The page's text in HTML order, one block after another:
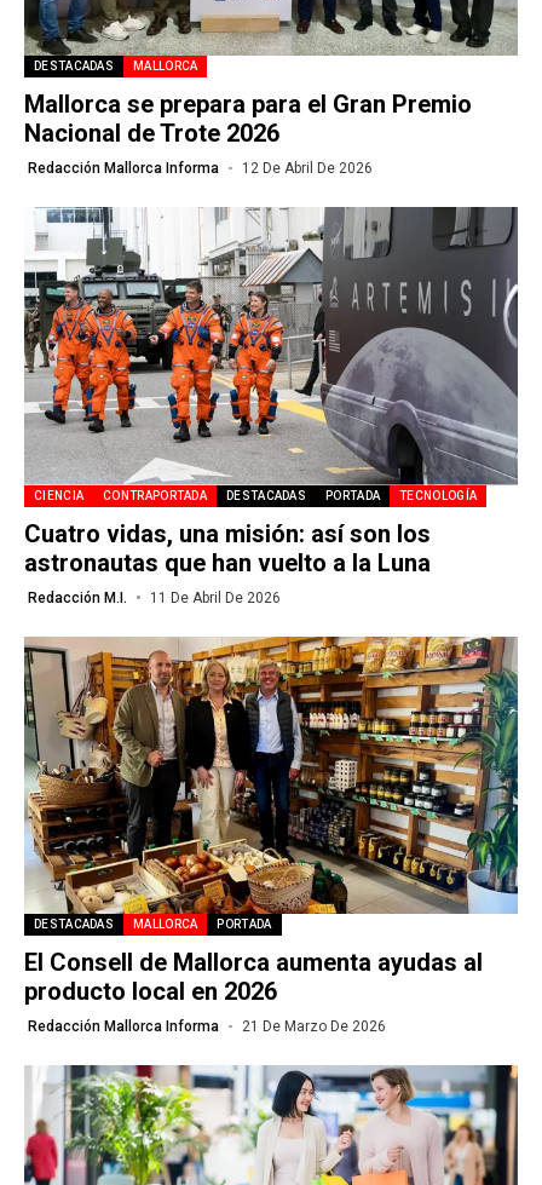
DESTACADAS MALLORCA
Mallorca se prepara para el Gran Premio
Nacional de Trote 2026
Redacción Mallorca Informa 12 De Abril De 2026
CIENCIA CONTRAPORTADA DESTACADAS PORTADA TECNOLOGÍA
Cuatro vidas, una misión: así son los
astronautas que han vuelto a la Luna
Redacción M.I. 11 De Abril De 2026
DESTACADAS MALLORCA PORTADA
El Consell de Mallorca aumenta ayudas al
producto local en 2026
Redacción Mallorca Informa 21 De Marzo De 2026